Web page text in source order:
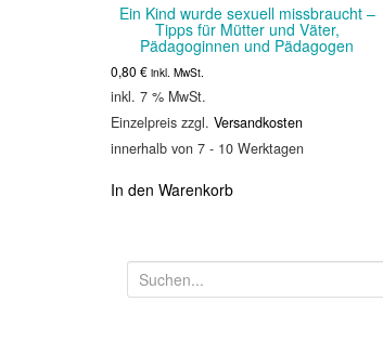
Ein Kind wurde sexuell missbraucht –
Tipps für Mütter und Väter,
Pädagoginnen und Pädagogen
0,80 € inkl. MwSt.
inkl. 7 % MwSt.
Einzelpreis zzgl. Versandkosten
innerhalb von 7 - 10 Werktagen
In den Warenkorb
S
u